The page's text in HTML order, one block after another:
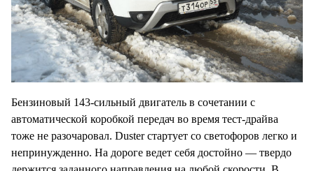
Бензиновый 143-сильный двигатель в сочетании с
автоматической коробкой передач во время тест-драйва
тоже не разочаровал. Duster стартует со светофоров легко и
непринужденно. На дороге ведет себя достойно — твердо